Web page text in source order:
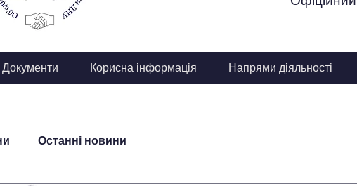
Документи Корисна інформація Напрями діяльності
Останні новини